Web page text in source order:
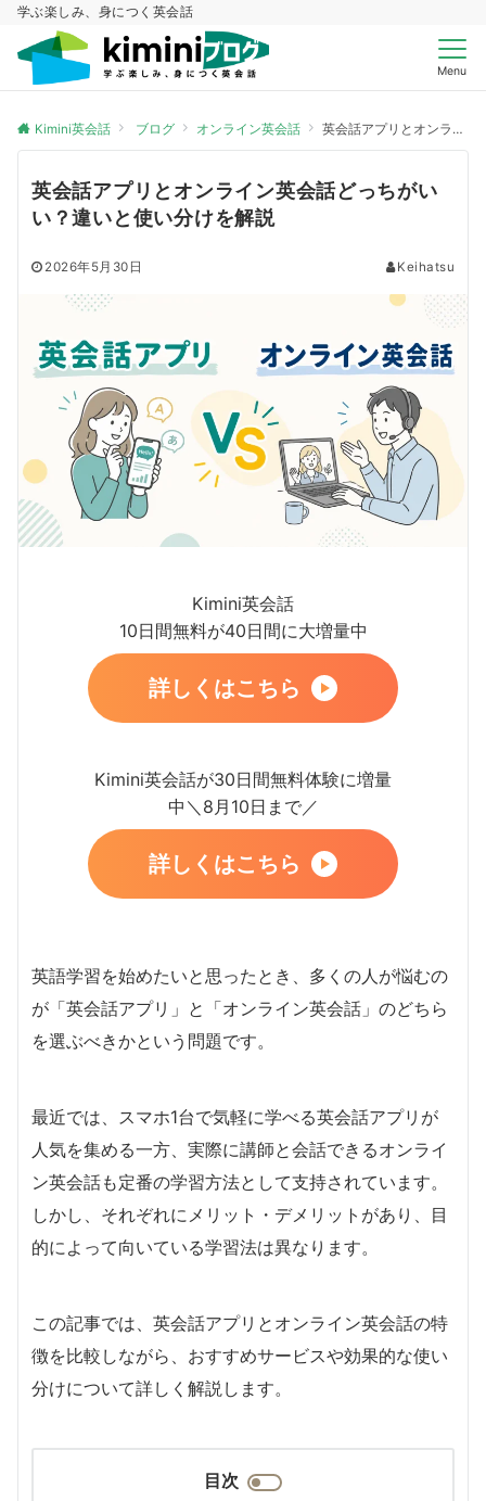
学ぶ楽しみ、身につく英会話
Menu
Kimini英会話 ブログ オンライン英会話 英会話アプリとオンライン英会話どっちがいい？違いと使い分けを解説
英会話アプリとオンライン英会話どっちがい
い？違いと使い分けを解説
2026年5月30日 Keihatsu
Kimini英会話
10日間無料が40日間に大増量中
詳しくはこちら
Kimini英会話が30日間無料体験に増量
中＼8月10日まで／
詳しくはこちら
英語学習を始めたいと思ったとき、多くの人が悩むの
が「英会話アプリ」と「オンライン英会話」のどちら
を選ぶべきかという問題です。
最近では、スマホ1台で気軽に学べる英会話アプリが
人気を集める一方、実際に講師と会話できるオンライ
ン英会話も定番の学習方法として支持されています。
しかし、それぞれにメリット・デメリットがあり、目
的によって向いている学習法は異なります。
この記事では、英会話アプリとオンライン英会話の特
徴を比較しながら、おすすめサービスや効果的な使い
分けについて詳しく解説します。
目次